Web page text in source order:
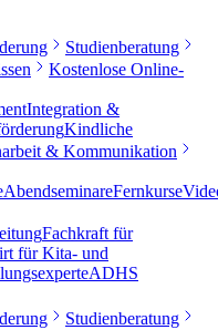
Studienberatung
Kostenlose Online-
Integration &
Kindliche
& Kommunikation
AbendseminareFernkurse
Fachkraft für
für Kita- und
ADHS
Studienberatung